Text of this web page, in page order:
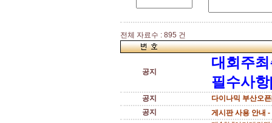
전체 자료수 : 895 건
공지
대회주
필수사
공지
다이나믹 부산오
공지
게시판 사용 안내 -